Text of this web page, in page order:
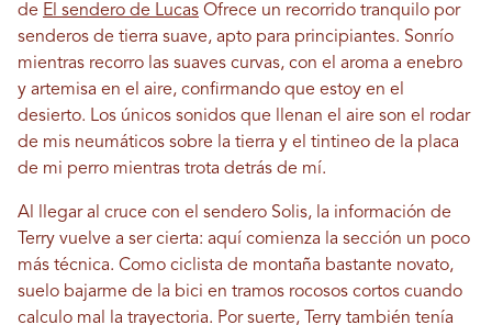
de El sendero de Lucas Ofrece un recorrido tranquilo por
senderos de tierra suave, apto para principiantes. Sonrío
mientras recorro las suaves curvas, con el aroma a enebro
y artemisa en el aire, confirmando que estoy en el
desierto. Los únicos sonidos que llenan el aire son el rodar
de mis neumáticos sobre la tierra y el tintineo de la placa
de mi perro mientras trota detrás de mí.
Al llegar al cruce con el sendero Solis, la información de
Terry vuelve a ser cierta: aquí comienza la sección un poco
más técnica. Como ciclista de montaña bastante novato,
suelo bajarme de la bici en tramos rocosos cortos cuando
calculo mal la trayectoria. Por suerte, Terry también tenía